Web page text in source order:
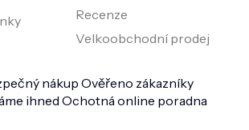
Recenze
Velkoobchodní prodej
nákup Ověřeno zákazníky
ihnedOchotná online poradna